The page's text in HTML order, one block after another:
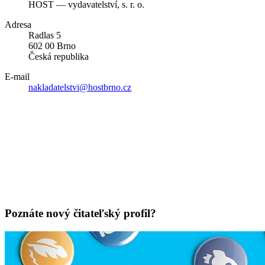
HOST — vydavatelství, s. r. o.
Adresa
Radlas 5
602 00 Brno
Česká republika
E-mail
nakladatelstvi@hostbrno.cz
Poznáte nový čitateľský profil?